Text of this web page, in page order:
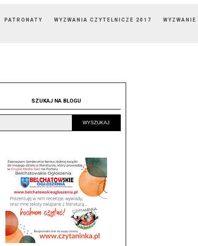
PATRONATY WYZWANIA CZYTELNICZE 2017
WYZWANIE
SZUKAJ NA BLOGU